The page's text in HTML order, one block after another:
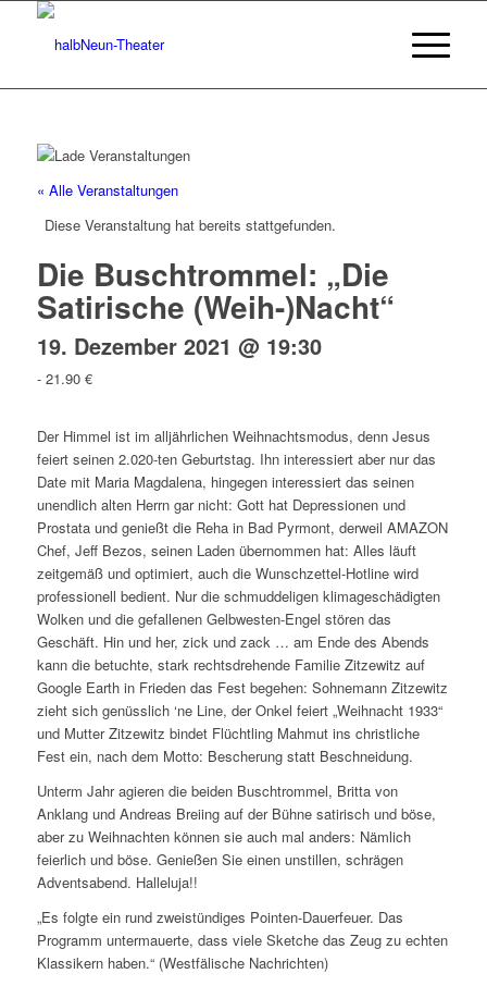
« Alle Veranstaltungen
Diese Veranstaltung hat bereits stattgefunden.
Die Buschtrommel: „Die
Satirische (Weih-)Nacht“
19. Dezember 2021 @ 19:30
- 21.90 €
Der Himmel ist im alljährlichen Weihnachtsmodus, denn Jesus
feiert seinen 2.020-ten Geburtstag. Ihn interessiert aber nur das
Date mit Maria Magdalena, hingegen interessiert das seinen
unendlich alten Herrn gar nicht: Gott hat Depressionen und
Prostata und genießt die Reha in Bad Pyrmont, derweil AMAZON
Chef, Jeff Bezos, seinen Laden übernommen hat: Alles läuft
zeitgemäß und optimiert, auch die Wunschzettel-Hotline wird
professionell bedient. Nur die schmuddeligen klimageschädigten
Wolken und die gefallenen Gelbwesten-Engel stören das
Geschäft. Hin und her, zick und zack … am Ende des Abends
kann die betuchte, stark rechtsdrehende Familie Zitzewitz auf
Google Earth in Frieden das Fest begehen: Sohnemann Zitzewitz
zieht sich genüsslich ‘ne Line, der Onkel feiert „Weihnacht 1933“
und Mutter Zitzewitz bindet Flüchtling Mahmut ins christliche
Fest ein, nach dem Motto: Bescherung statt Beschneidung.
Unterm Jahr agieren die beiden Buschtrommel, Britta von
Anklang und Andreas Breiing auf der Bühne satirisch und böse,
aber zu Weihnachten können sie auch mal anders: Nämlich
feierlich und böse. Genießen Sie einen unstillen, schrägen
Adventsabend. Halleluja!!
„Es folgte ein rund zweistündiges Pointen-Dauerfeuer. Das
Programm untermauerte, dass viele Sketche das Zeug zu echten
Klassikern haben.“ (Westfälische Nachrichten)